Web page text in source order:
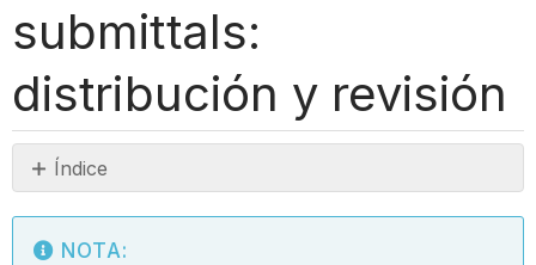
submittals:
distribución y revisión
Índice
Introducción
NOTA: